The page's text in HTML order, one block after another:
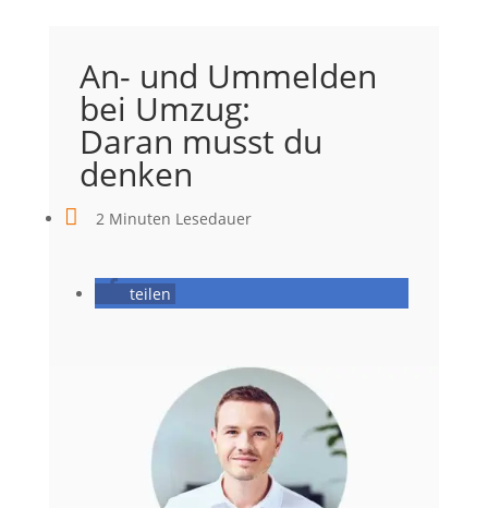
An- und Ummelden
bei Umzug:
Daran musst du
denken
 2 Minuten Lesedauer
teilen